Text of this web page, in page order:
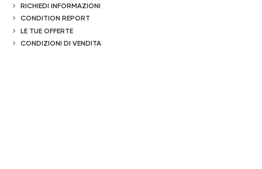
RICHIEDI INFORMAZIONI
CONDITION REPORT
LE TUE OFFERTE
CONDIZIONI DI VENDITA